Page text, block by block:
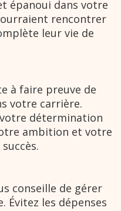
épanoui dans votre
rencontrer
leur vie de
à faire preuve de
votre carrière.
détermination
ambition et votre
conseille de gérer
Évitez les dépenses